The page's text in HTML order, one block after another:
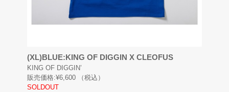
(XL)BLUE:KING OF DIGGIN X CLEOFUS
KING OF DIGGIN’
販売価格:¥6,600
（税込）
SOLDOUT